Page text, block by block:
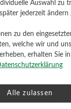
dieses
Auswahl zu
jederzeit
zu den
welche wir und
erhalten Sie
Alle zulassen